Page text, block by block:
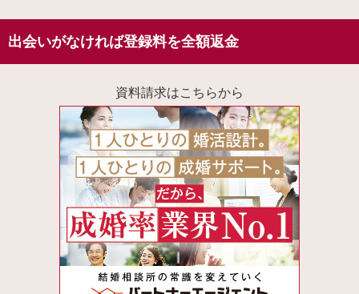
出会いがなければ登録料を全額返金
資料請求はこちらから